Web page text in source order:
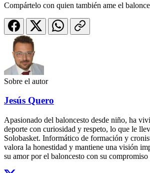
Compártelo con quien también ame el
Sobre el autor
Jesús Quero
Apasionado del baloncesto desde niño, ha
deporte con curiosidad y respeto, lo que le
Solobasket. Informático de formación y
valora la honestidad y mantiene una visión
su amor por el baloncesto con su